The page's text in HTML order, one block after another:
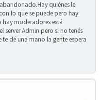
quiénes le
lo que se puede pero hay
moderadores está
server Admin pero si no tenés
dé una mano la gente espera